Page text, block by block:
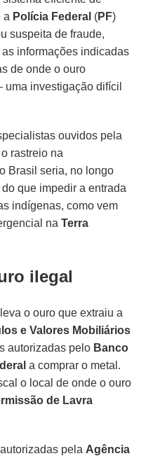
a Polícia Federal (PF)
suspeita de fraude,
informações indicadas
de onde o ouro
uma investigação difícil
ouvidos pela
rastreio na
Brasil seria, no longo
que impedir a entrada
indígenas, como vem
naTerra
ilegal
leva o ouro que extraiu a
e Valores Mobiliários
autorizadas pelo Banco
a comprar o metal.
o local de onde o ouro
de Lavra
pela Agência